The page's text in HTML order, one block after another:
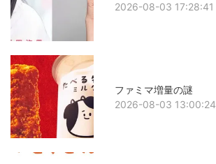
2026-08-03 17:28:41
ファミマ増量の謎
2026-08-03 13:00:24